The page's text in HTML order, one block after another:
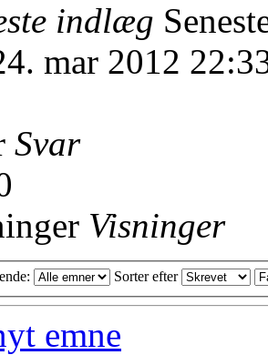
indlæg
mar 2012
Svar
Visninger
Sorter efter
emne